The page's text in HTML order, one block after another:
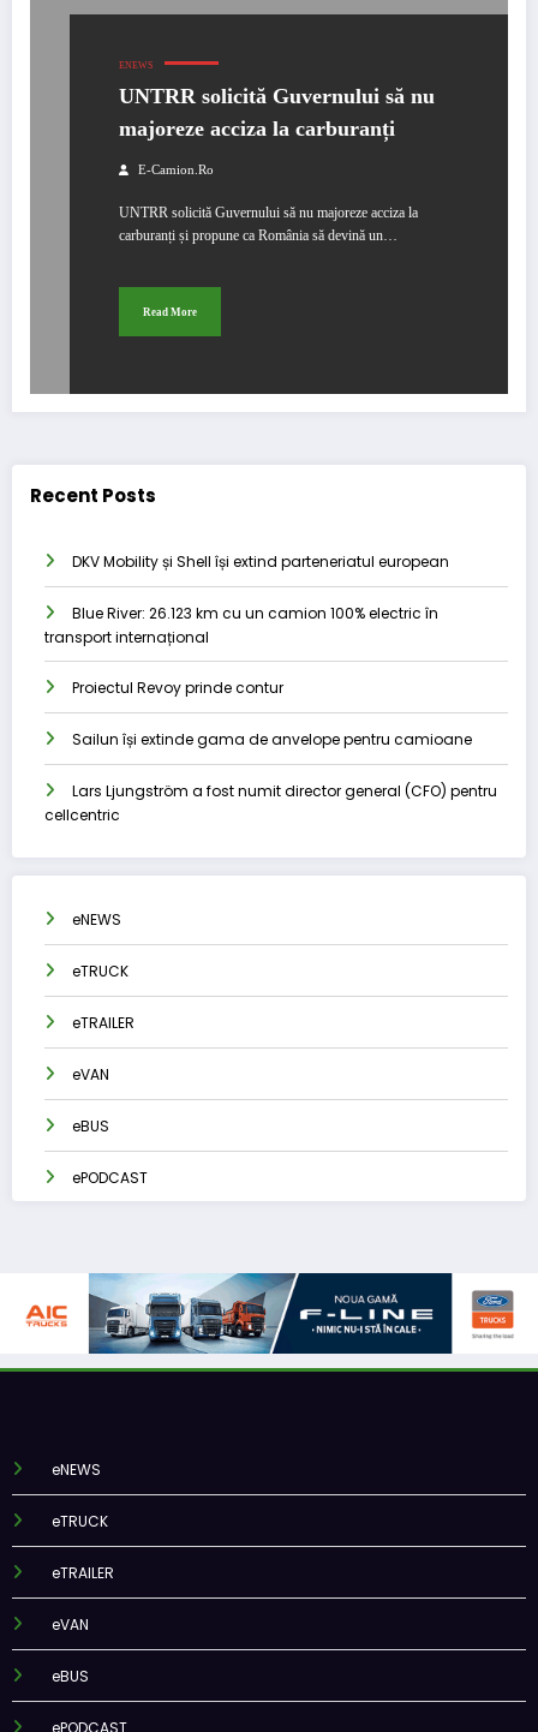
ENEWS
UNTRR solicită Guvernului să nu
majoreze acciza la carburanți
E-Camion.ro
UNTRR solicită Guvernului să nu majoreze acciza la
carburanți și propune ca România să devină un…
Read More
Recent Posts
DKV Mobility și Shell își extind parteneriatul european
Blue River: 26.123 km cu un camion 100% electric în
transport internațional
Proiectul Revoy prinde contur
Sailun își extinde gama de anvelope pentru camioane
Lars Ljungström a fost numit director general (CFO) pentru
cellcentric
eNEWS
eTRUCK
eTRAILER
eVAN
eBUS
ePODCAST
eNEWS
eTRUCK
eTRAILER
eVAN
eBUS
ePODCAST